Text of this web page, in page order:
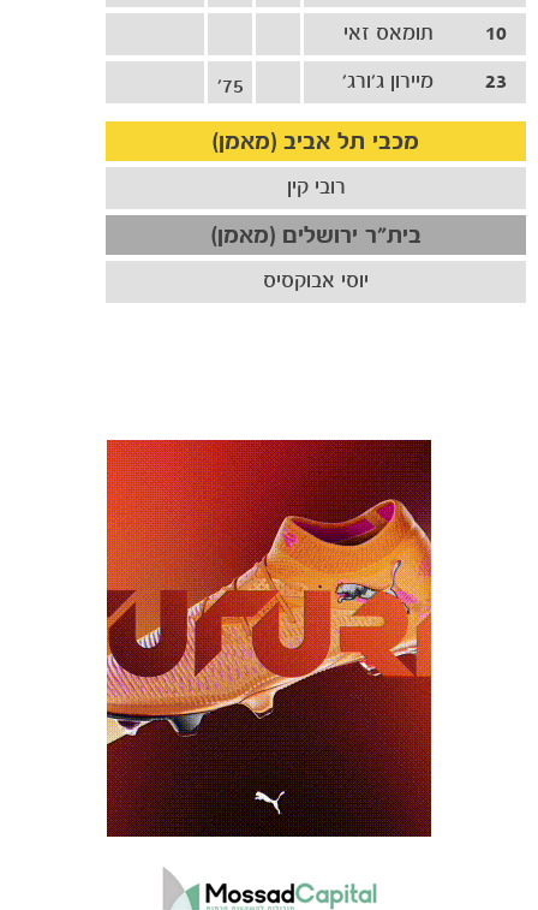
10
תומאס זאי
23
מיירון ג'ורג' 75'
מכבי תל אביב (מאמן)
רובי קין
בית"ר ירושלים (מאמן)
יוסי אבוקסיס